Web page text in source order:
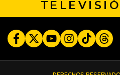
FacebookTwitterYoutubeInstagram
TikTok